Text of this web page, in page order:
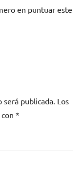
en puntuar este
publicada. Los
*